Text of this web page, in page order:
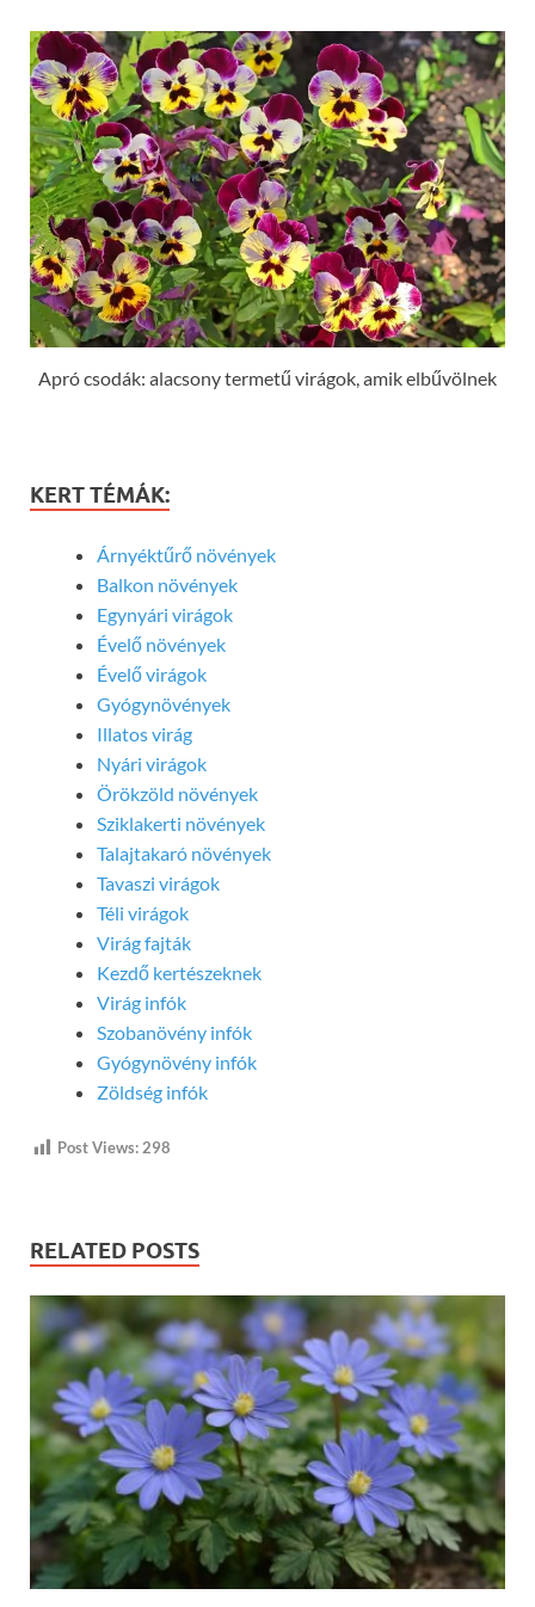
Apró csodák: alacsony termetű virágok, amik elbűvölnek
KERT TÉMÁK:
Árnyéktűrő növények
Balkon növények
Egynyári virágok
Évelő növények
Évelő virágok
Gyógynövények
Illatos virág
Nyári virágok
Örökzöld növények
Sziklakerti növények
Talajtakaró növények
Tavaszi virágok
Téli virágok
Virág fajták
Kezdő kertészeknek
Virág infók
Szobanövény infók
Gyógynövény infók
Zöldség infók
Post Views:298
RELATED POSTS